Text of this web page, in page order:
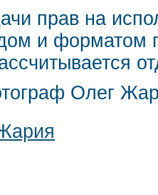
прав на
и форматом
Олег